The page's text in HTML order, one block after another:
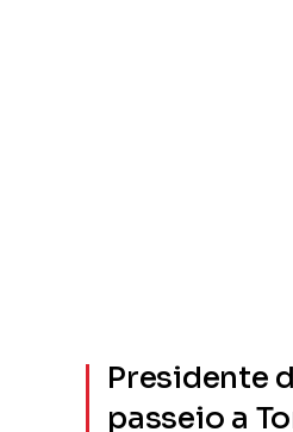
Presidente
passeio a